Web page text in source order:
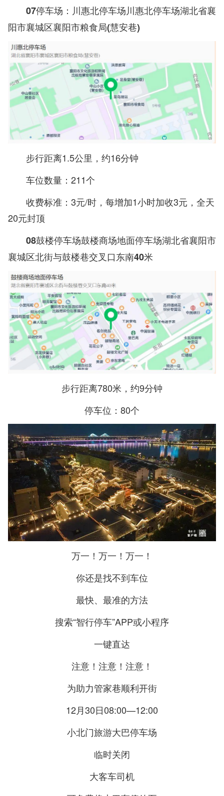
07停车场：川惠北停车场川惠北停车场湖北省襄
阳市襄城区襄阳市粮食局(慧安巷)
步行距离1.5公里，约16分钟
车位数量：211个
收费标准：3元/时，每增加1小时加收3元，全天
20元封顶
08鼓楼停车场鼓楼商场地面停车场湖北省襄阳市
襄城区北街与鼓楼巷交叉口东南40米
步行距离780米，约9分钟
停车位：80个
万一！万一！万一！
你还是找不到车位
最快、最准的方法
搜索“智行停车”APP或小程序
一键直达
注意！注意！注意！
为助力管家巷顺利开街
12月30日08:00—12:00
小北门旅游大巴停车场
临时关闭
大客车司机